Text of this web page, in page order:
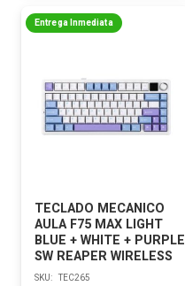
Entrega Inmediata
TECLADO MECANICO
AULA F75 MAX LIGHT
BLUE + WHITE + PURPLE
SW REAPER WIRELESS
SKU: TEC265